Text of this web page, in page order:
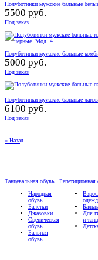
Полуботинки мужские бальные
5500 руб.
Под заказ
Полуботинки мужские бальные
5000 руб.
Под заказ
Полуботинки мужские бальные
6100 руб.
Под заказ
« Назад
Танцевальная обувь
Народная
обувь
Балетки
Джазовки
Сценическая
обувь
Бальная
обувь
Репетиционная
Для
и